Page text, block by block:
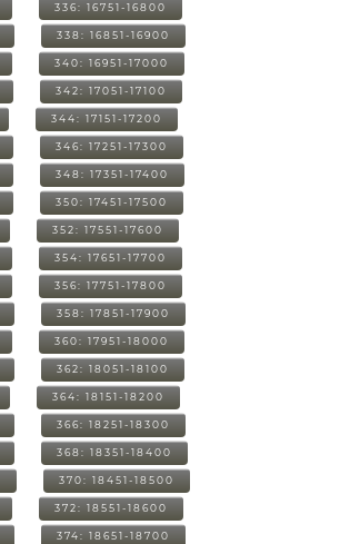
336: 16751-16800
338: 16851-16900
340: 16951-17000
342: 17051-17100
344: 17151-17200
346: 17251-17300
348: 17351-17400
350: 17451-17500
352: 17551-17600
354: 17651-17700
356: 17751-17800
358: 17851-17900
360: 17951-18000
362: 18051-18100
364: 18151-18200
366: 18251-18300
368: 18351-18400
370: 18451-18500
372: 18551-18600
374: 18651-18700